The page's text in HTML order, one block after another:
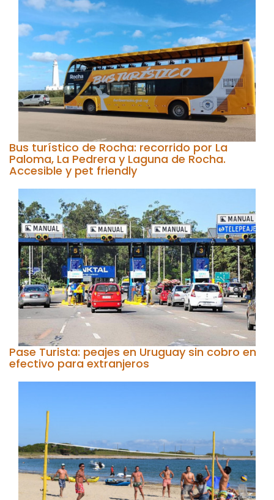
Bus turístico de Rocha: recorrido por La
Paloma, La Pedrera y Laguna de Rocha.
Accesible y pet friendly
Pase Turista: peajes en Uruguay sin cobro en
efectivo para extranjeros